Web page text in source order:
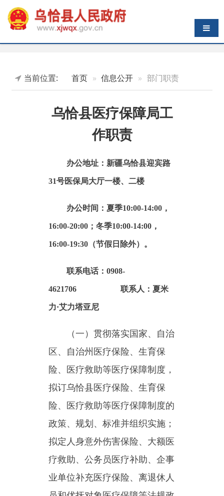
导航切换
作职责
办公地址：新疆乌恰县迎宾路
31号医保局大厅一楼、二楼
办公时间：夏季10:00-14:00，
联系电话：0908-
力·艾力塔亚尼
（一）贯彻落实国家、自治
区、自治州医疗保险、生育保
险、医疗救助等医疗保障制度，
险、医疗救助等医疗保障制度的
政策、规划、标准并组织实施；
拟定人身意外伤害保险、大额医
疗救助、公务员医疗补助、企事
业单位补充医疗保险、离退休人
员和优抚对象医疗保障等法规政
策、管理办法并组织实施；拟定